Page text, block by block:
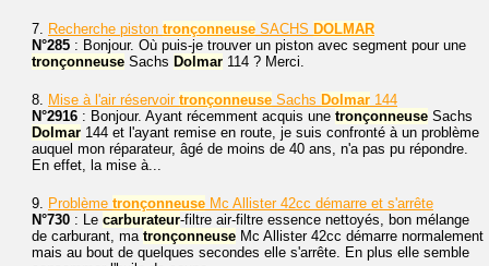
7. Recherche piston tronçonneuse SACHS DOLMAR
N°285 : Bonjour. Où puis-je trouver un piston avec segment pour une
tronçonneuse Sachs Dolmar 114 ? Merci.
8. Mise à l'air réservoir tronçonneuse Sachs Dolmar 144
N°2916 : Bonjour. Ayant récemment acquis une tronçonneuse Sachs
Dolmar 144 et l'ayant remise en route, je suis confronté à un problème
auquel mon réparateur, âgé de moins de 40 ans, n'a pas pu répondre.
En effet, la mise à...
9. Problème tronçonneuse Mc Allister 42cc démarre et s'arrête
N°730 : Le carburateur-filtre air-filtre essence nettoyés, bon mélange
de carburant, ma tronçonneuse Mc Allister 42cc démarre normalement
mais au bout de quelques secondes elle s'arrête. En plus elle semble